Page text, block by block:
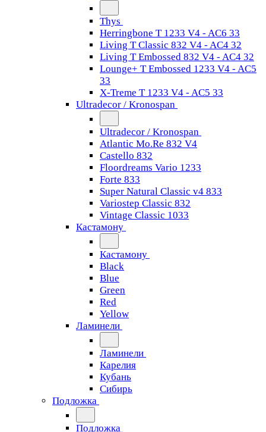
Thys
Herringbone T 1233 V4 - AC6 33
Living T Classic 832 V4 - AC4 32
Living T Embossed 832 V4 - AC4 32
Lounge+ T Embossed 1233 V4 - AC5
33
X-Treme T 1233 V4 - AC5 33
Ultradecor / Kronospan
Ultradecor / Kronospan
Atlantic Mo.Re 832 V4
Castello 832
Floordreams Vario 1233
Forte 833
Super Natural Classic v4 833
Variostep Classic 832
Vintage Classic 1033
Кастамону
Кастамону
Black
Blue
Green
Red
Yellow
Ламинели
Ламинели
Карелия
Кубань
Сибирь
Подложка
Подложка